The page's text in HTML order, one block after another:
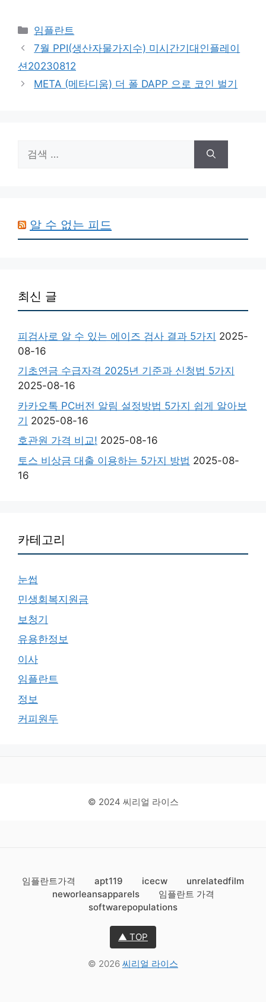
카
테
리
임플란트
7월 PPI(생산자물가지수) 미시간기대인플레이
션20230812
META (메타디움) 더 폴 DAPP 으로 코인 벌기
색:
알 수 없는 피드
최신 글
피검사로 알 수 있는 에이즈 검사 결과 5가지 2025-
08-16
기초연금 수급자격 2025년 기준과 신청법 5가지
2025-08-16
카카오톡 PC버전 알림 설정방법 5가지 쉽게 알아보
기 2025-08-16
호관원 가격 비교! 2025-08-16
토스 비상금 대출 이용하는 5가지 방법 2025-08-
16
카테고리
눈썹
민생회복지원금
보청기
유용한정보
이사
임플란트
정보
커피원두
© 2024 씨리얼 라이스
임플란트가격 apt119 icecw
unrelatedfilm
neworleansapparels
임플란트 가격
softwarepopulations
▲ TOP
© 2026 씨리얼 라이스